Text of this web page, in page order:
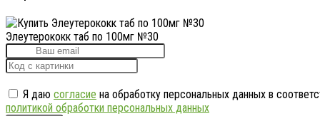
Элеутерококк таб по 100мг №30
Я даю согласие на обработку персональных данных в
политикой обработки персональных данных